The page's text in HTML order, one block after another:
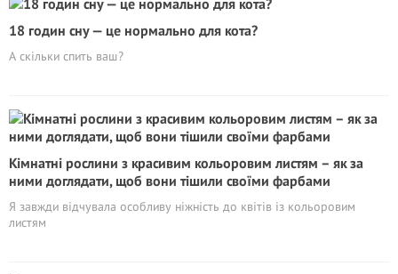
18 годин сну — це нормально для кота?
А скільки спить ваш?
Кімнатні рослини з красивим кольоровим листям – як за
ними доглядати, щоб вони тішили своїми фарбами
Я завжди відчувала особливу ніжність до квітів із кольоровим
листям